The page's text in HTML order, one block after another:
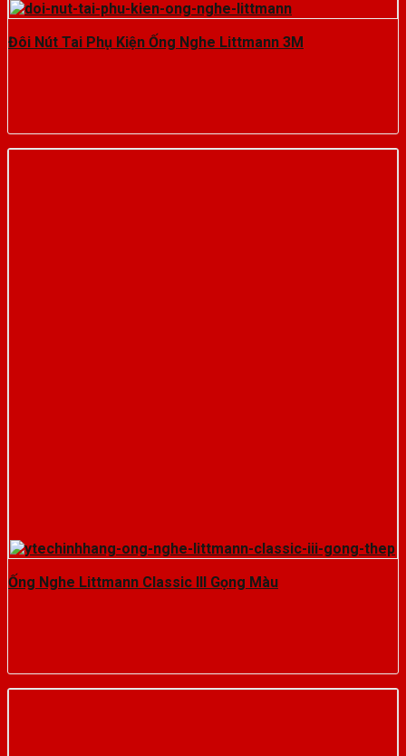
Đôi Nút Tai Phụ Kiện Ống Nghe Littmann 3M
Ống Nghe Littmann Classic III Gọng Màu